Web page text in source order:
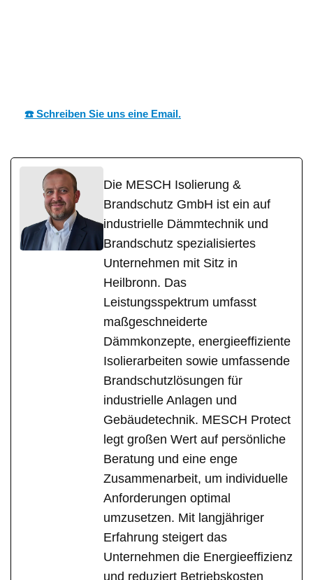
☎️ Schreiben Sie uns eine Email.
Die MESCH Isolierung &
Brandschutz GmbH ist ein auf
industrielle Dämmtechnik und
Brandschutz spezialisiertes
Unternehmen mit Sitz in
Heilbronn. Das
Leistungsspektrum umfasst
maßgeschneiderte
Dämmkonzepte, energieeffiziente
Isolierarbeiten sowie umfassende
Brandschutzlösungen für
industrielle Anlagen und
Gebäudetechnik. MESCH Protect
legt großen Wert auf persönliche
Beratung und eine enge
Zusammenarbeit, um individuelle
Anforderungen optimal
umzusetzen. Mit langjähriger
Erfahrung steigert das
Unternehmen die Energieeffizienz
und reduziert Betriebskosten